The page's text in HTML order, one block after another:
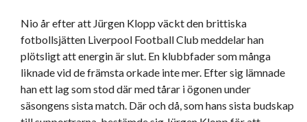
Nio år efter att Jürgen Klopp väckt den brittiska
fotbollsjätten Liverpool Football Club meddelar han
plötsligt att energin är slut. En klubbfader som många
liknade vid de främsta orkade inte mer. Efter sig lämnade
han ett lag som stod där med tårar i ögonen under
säsongens sista match. Där och då, som hans sista budskap